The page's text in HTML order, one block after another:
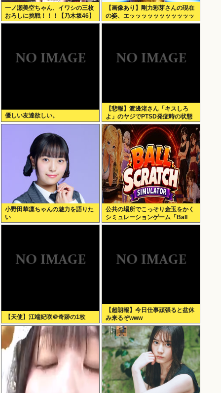
一ノ瀬美空ちゃん、イワシの三枚
おろしに挑戦！！！【乃木坂46】
【画像あり】剛力彩芽さんの現在
の姿、エッッッッッッッッッッッ
ッ！
優しい友達欲しい。
【悲報】渡邊渚さん「キスしろ
よ」のヤジでPTSD発症時の状態
に逆戻り
小野田華凛ちゃんの魅力を語りた
い
公共の場所でこっそり金玉をかく
シミュレーションゲーム「Ball
Scratch Simulator」がSteamで
【天使】江端妃咲＠奇跡の1枚
【超朗報】今日仕事頑張ると盆休
み来るぞwww